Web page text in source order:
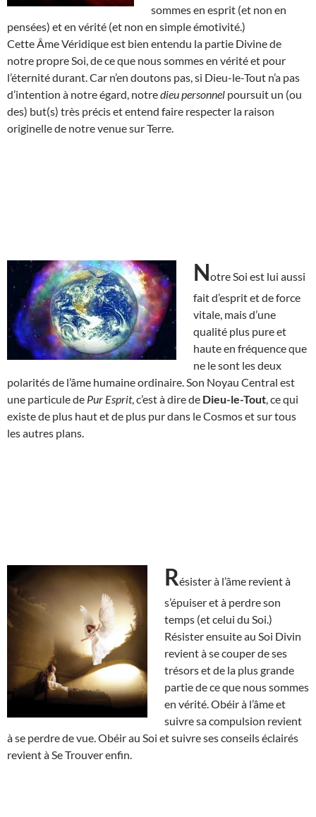
sommes en esprit (et non en
pensées) et en vérité (et non en simple émotivité.)
Cette Âme Véridique est bien entendu la partie Divine de
notre propre Soi, de ce que nous sommes en vérité et pour
l’éternité durant. Car n’en doutons pas, si Dieu-le-Tout n’a pas
d’intention à notre égard, notredieu personnel poursuit un (ou
des) but(s) très précis et entend faire respecter la raison
originelle de notre venue sur Terre.
Notre Soi est lui aussi
fait d’esprit et de force
vitale, mais d’une
qualité plus pure et
haute en fréquence que
ne le sont les deux
polarités de l’âme humaine ordinaire. Son Noyau Central est
une particule de Pur Esprit, c’est à dire de Dieu-le-Tout , ce qui
existe de plus haut et de plus pur dans le Cosmos et sur tous
les autres plans.
Résister à l’âme revient à
s’épuiser et à perdre son
temps (et celui du Soi.)
Résister ensuite au Soi Divin
revient à se couper de ses
trésors et de la plus grande
partie de ce que nous sommes
en vérité. Obéir à l’âme et
suivre sa compulsion revient
à se perdre de vue. Obéir au Soi et suivre ses conseils éclairés
revient à Se Trouver enfin.